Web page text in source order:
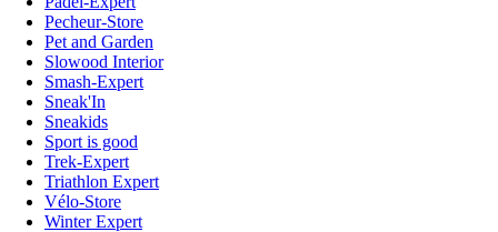
Pecheur-Store
Pet and Garden
Slowood Interior
Smash-Expert
Sneak'In
Sneakids
Sport is good
Trek-Expert
Triathlon Expert
Vélo-Store
Winter Expert